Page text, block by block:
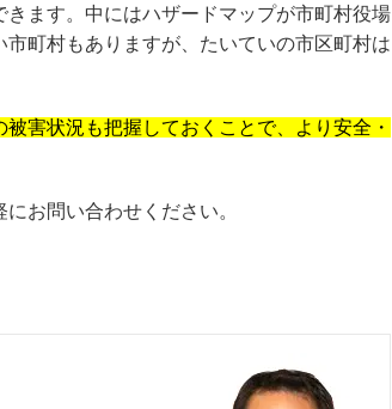
ます。中にはハザードマップが市町村役場
町村もありますが、たいていの市区町村は
害状況も把握しておくことで、より安全・
にお問い合わせください。